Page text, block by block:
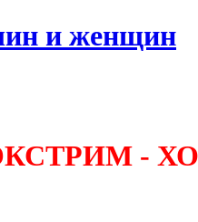
и женщин
-